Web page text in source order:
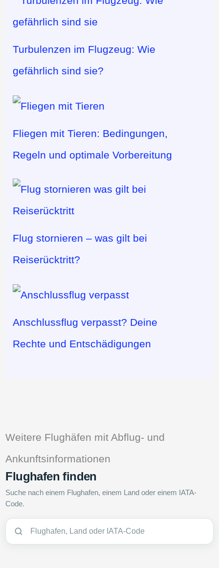
Turbulenzen im Flugzeug: Wie
gefährlich sind sie?
Fliegen mit Tieren: Bedingungen,
Regeln und optimale Vorbereitung
Flug stornieren – was gilt bei
Reiserücktritt?
Anschlussflug verpasst? Deine
Rechte und Entschädigungen
Weitere Flughäfen mit Abflug- und
Ankunftsinformationen
Flughafen finden
Suche nach einem Flughafen, einem Land oder einem IATA-
Code.